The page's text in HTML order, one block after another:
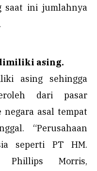
saat ini jumlahnya
asing.
asing sehingga
dari pasar
negara asal tempat
“Perusahaan
seperti PT HM.
Phillips Morris,